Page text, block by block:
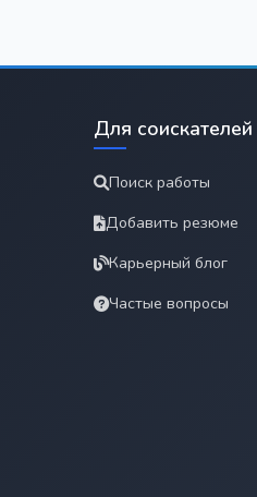
Для соискателей
Поиск работы
Добавить резюме
Карьерный блог
Частые вопросы